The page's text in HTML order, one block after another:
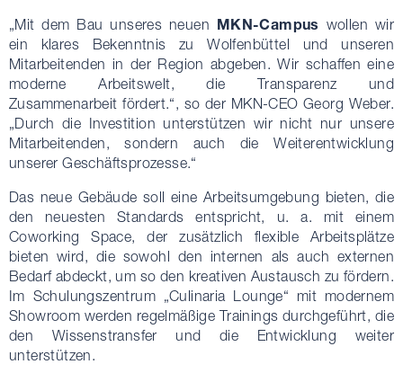
„Mit dem Bau unseres neuen MKN-Campus wollen wir
ein klares Bekenntnis zu Wolfenbüttel und unseren
Mitarbeitenden in der Region abgeben. Wir schaffen eine
moderne Arbeitswelt, die Transparenz und
Zusammenarbeit fördert.“, so der MKN-CEO Georg Weber.
„Durch die Investition unterstützen wir nicht nur unsere
Mitarbeitenden, sondern auch die Weiterentwicklung
unserer Geschäftsprozesse.“
Das neue Gebäude soll eine Arbeitsumgebung bieten, die
den neuesten Standards entspricht, u. a. mit einem
Coworking Space, der zusätzlich flexible Arbeitsplätze
bieten wird, die sowohl den internen als auch externen
Bedarf abdeckt, um so den kreativen Austausch zu fördern.
Im Schulungszentrum „Culinaria Lounge“ mit modernem
Showroom werden regelmäßige Trainings durchgeführt, die
den Wissenstransfer und die Entwicklung weiter
unterstützen.